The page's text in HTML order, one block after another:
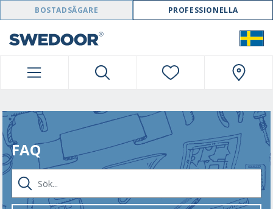
SWEDOOR NAVIGATION
BOSTADSÄGARE PROFESSIONELLA
FAQ
SÖK...